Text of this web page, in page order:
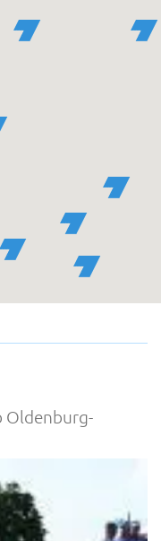
Oldenburg-